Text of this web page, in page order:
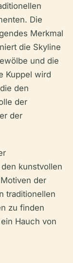
Die
Merkmal
die Skyline
und die
Kuppel wird
den
der
der
kunstvollen
der
traditionellen
zu finden
Hauch von